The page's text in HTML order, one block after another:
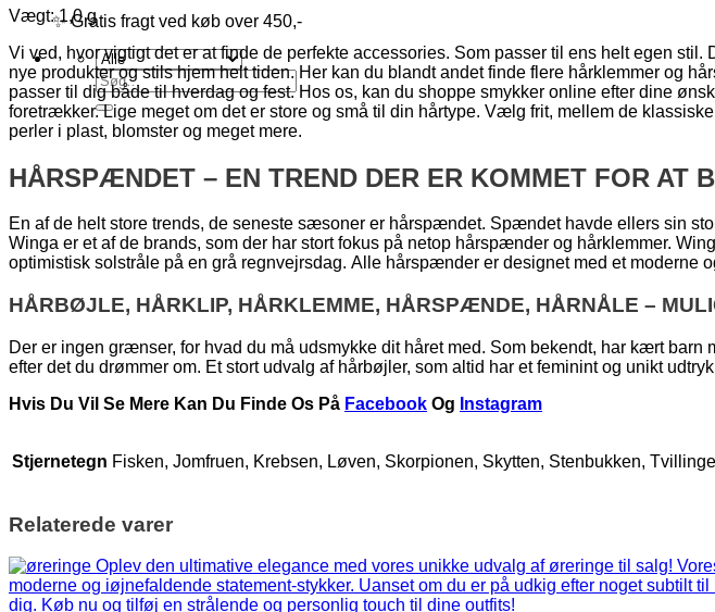
✨ Gratis fragt ved køb over 450,-
Søg
efter:
Vægt: 1,0 g
Vi ved, hvor vigtigt det er at finde de perfekte accessories. Som passer til ens helt egen
nye produkter og stils hjem helt tiden. Her kan du blandt andet finde flere hårklemmer og
passer til dig både til hverdag og fest. Hos os, kan du shoppe smykker online efter dine
foretrækker. Lige meget om det er store og små til din hårtype. Vælg frit, mellem de
perler i plast, blomster og meget mere.
HÅRSPÆNDET – EN TREND DER ER KOMMET FOR AT
En af de helt store trends, de seneste sæsoner er hårspændet. Spændet havde ellers sin
Winga er et af de brands, som der har stort fokus på netop hårspænder og hårklemmer.
optimistisk solstråle på en grå regnvejrsdag. Alle hårspænder er designet med et moderne
HÅRBØJLE, HÅRKLIP, HÅRKLEMME, HÅRSPÆNDE, HÅRNÅLE –
Der er ingen grænser, for hvad du må udsmykke dit håret med. Som bekendt, har kært
efter det du drømmer om. Et stort udvalg af hårbøjler, som altid har et feminint og unikt
Hvis Du Vil Se Mere Kan Du Finde Os På Facebook Og Instagram
Stjernetegn Fisken, Jomfruen, Krebsen, Løven, Skorpionen, Skytten, Stenbukken,
Relaterede varer